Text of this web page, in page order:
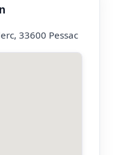
33600 Pessac